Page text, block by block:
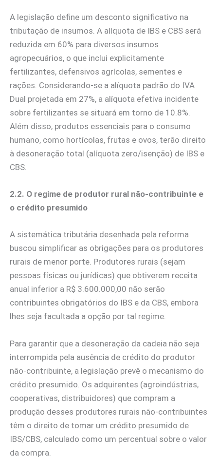
A legislação define um desconto significativo na
tributação de insumos. A alíquota de IBS e CBS será
reduzida em 60% para diversos insumos
agropecuários, o que inclui explicitamente
fertilizantes, defensivos agrícolas, sementes e
rações. Considerando-se a alíquota padrão do IVA
Dual projetada em 27%, a alíquota efetiva incidente
sobre fertilizantes se situará em torno de 10.8%.
Além disso, produtos essenciais para o consumo
humano, como hortícolas, frutas e ovos, terão direito
à desoneração total (alíquota zero/isenção) de IBS e
CBS.
2.2. O regime de produtor rural não-contribuinte e
o crédito presumido
A sistemática tributária desenhada pela reforma
buscou simplificar as obrigações para os produtores
rurais de menor porte. Produtores rurais (sejam
pessoas físicas ou jurídicas) que obtiverem receita
anual inferior a R$ 3.600.000,00 não serão
contribuintes obrigatórios do IBS e da CBS, embora
lhes seja facultada a opção por tal regime.
Para garantir que a desoneração da cadeia não seja
interrompida pela ausência de crédito do produtor
não-contribuinte, a legislação prevê o mecanismo do
crédito presumido. Os adquirentes (agroindústrias,
cooperativas, distribuidores) que compram a
produção desses produtores rurais não-contribuintes
têm o direito de tomar um crédito presumido de
IBS/CBS, calculado como um percentual sobre o valor
da compra.